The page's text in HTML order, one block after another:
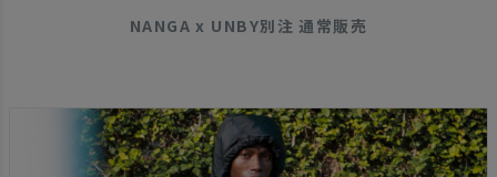
NANGA x UNBY別注 通常販売